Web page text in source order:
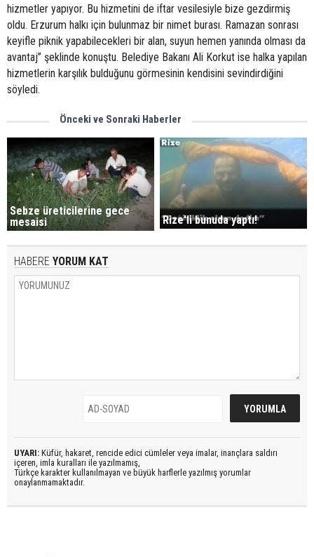
hizmetler yapıyor. Bu hizmetini de iftar vesilesiyle bize gezdirmiş
oldu. Erzurum halkı için bulunmaz bir nimet burası. Ramazan sonrası
keyifle piknik yapabilecekleri bir alan, suyun hemen yanında olması da
avantaj” şeklinde konuştu. Belediye Bakanı Ali Korkut ise halka yapılan
hizmetlerin karşılık bulduğunu görmesinin kendisini sevindirdiğini
söyledi.
Önceki ve Sonraki Haberler
Sebze üreticilerine gece
mesaisi
Rize'li bunuda yaptı!
HABERE YORUM KAT
UYARI: Küfür, hakaret, rencide edici cümleler veya imalar, inançlara saldırı
içeren, imla kuralları ile yazılmamış,
Türkçe karakter kullanılmayan ve büyük harflerle yazılmış yorumlar
onaylanmamaktadır.